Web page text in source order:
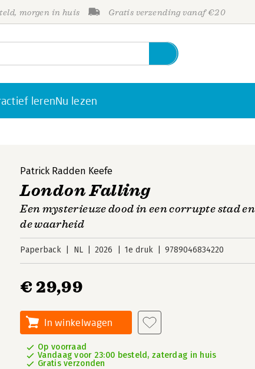
morgen in huis Gratis verzending vanaf €20
lerenNu lezen
Patrick Radden Keefe
London Falling
Een mysterieuze dood in een corrupte stad
de waarheid
Paperback NL 2026 1e druk 9789046834220
€ 29,99
In winkelwagen
Op voorraad
Vandaag voor 23:00 besteld, zaterdag in huis
Gratis verzonden
Personen